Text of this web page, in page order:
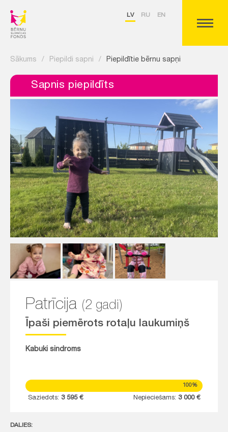
LV RU EN
Sākums / Piepildi sapni / Piepildītie bērnu sapņi
Sapnis piepildīts
Patrīcija (2 gadi)
Īpaši piemērots rotaļu laukumiņš
Kabuki sindroms
100%
Saziedots: 3 595 € Nepieciešams: 3 000 €
DALIES: